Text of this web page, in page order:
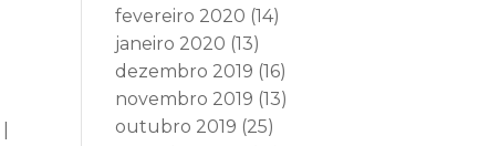
fevereiro 2020 (14)
janeiro 2020 (13)
dezembro 2019 (16)
novembro 2019 (13)
outubro 2019 (25)